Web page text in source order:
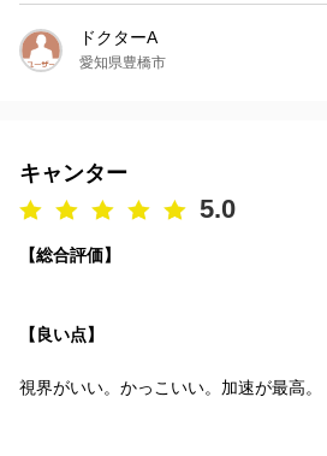
ドクターA
愛知県豊橋市
キャンター
5.0
【総合評価】
【良い点】
視界がいい。かっこいい。加速が最高。